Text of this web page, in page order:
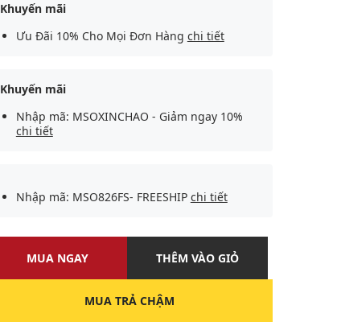
Khuyến mãi
Ưu Đãi 10% Cho Mọi Đơn Hàng chi tiết
Khuyến mãi
Nhập mã: MSOXINCHAO - Giảm ngay 10%
chi tiết
Nhập mã: MSO826FS- FREESHIP chi tiết
MUA NGAY THÊM VÀO GIỎ
MUA TRẢ CHẬM